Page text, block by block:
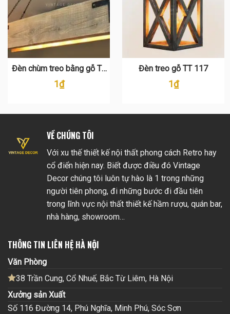
Đèn chùm treo bằng gỗ TT
113
1₫
Đèn treo gỗ TT 117
1₫
VỀ CHÚNG TÔI
Với xu thế thiết kế nội thất phong cách Retro hay
cổ điển hiện nay. Biết được điều đó Vintage
Decor chúng tôi luôn tự hào là 1 trong những
người tiên phong, đi những bước đi đầu tiên
trong lĩnh vực nội thất thiết kế hầm rượu, quán bar,
nhà hàng, showroom…
THÔNG TIN LIÊN HỆ HÀ NỘI
Văn Phòng
38 Trần Cung, Cổ Nhuế, Bắc Từ Liêm, Hà Nội
Xưởng sản Xuất
Số 116 Đường 14, Phú Nghĩa, Minh Phú, Sóc Sơn